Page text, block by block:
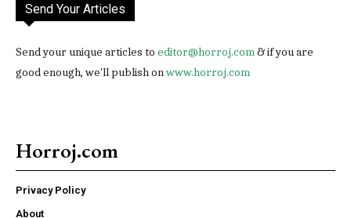
Send Your Articles
Send your unique articles to editor@horroj.com& if you are
good enough, we'll publish onwww.horroj.com
Horroj.com
Privacy Policy
About